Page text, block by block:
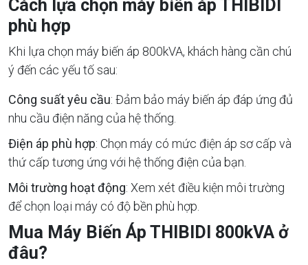
Cách lựa chọn máy biến áp THIBIDI
phù hợp
Khi lựa chọn máy biến áp 800kVA, khách hàng cần chú
ý đến các yếu tố sau:
Công suất yêu cầu: Đảm bảo máy biến áp đáp ứng đủ
nhu cầu điện năng của hệ thống.
Điện áp phù hợp: Chọn máy có mức điện áp sơ cấp và
thứ cấp tương ứng với hệ thống điện của bạn.
Môi trường hoạt động: Xem xét điều kiện môi trường
để chọn loại máy có độ bền phù hợp.
Mua Máy Biến Áp THIBIDI 800kVA ở
đâu?